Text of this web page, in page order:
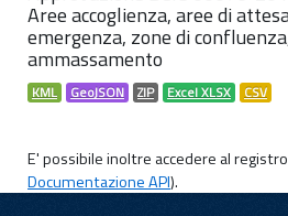
Aree accoglienza, aree di
emergenza, zone di
ammassamento
KML GeoJSON ZIP Excel XLSX CSV
E' possibile inoltre accedere al
Documentazione API).